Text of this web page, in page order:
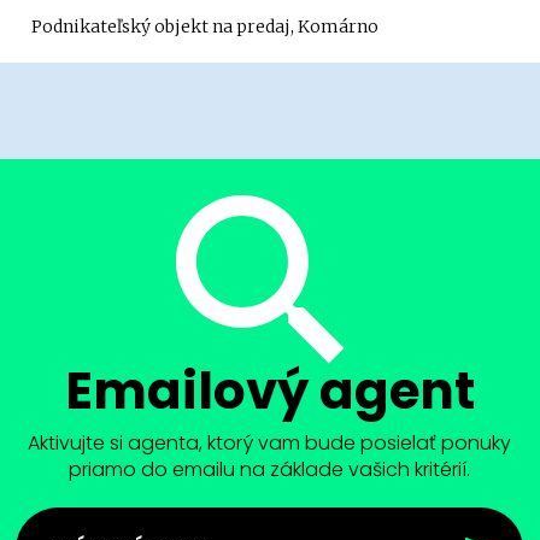
Podnikateľský objekt na predaj, Komárno
Emailový agent
Aktivujte si agenta, ktorý vam bude posielať ponuky
priamo do emailu na základe vašich kritérií.